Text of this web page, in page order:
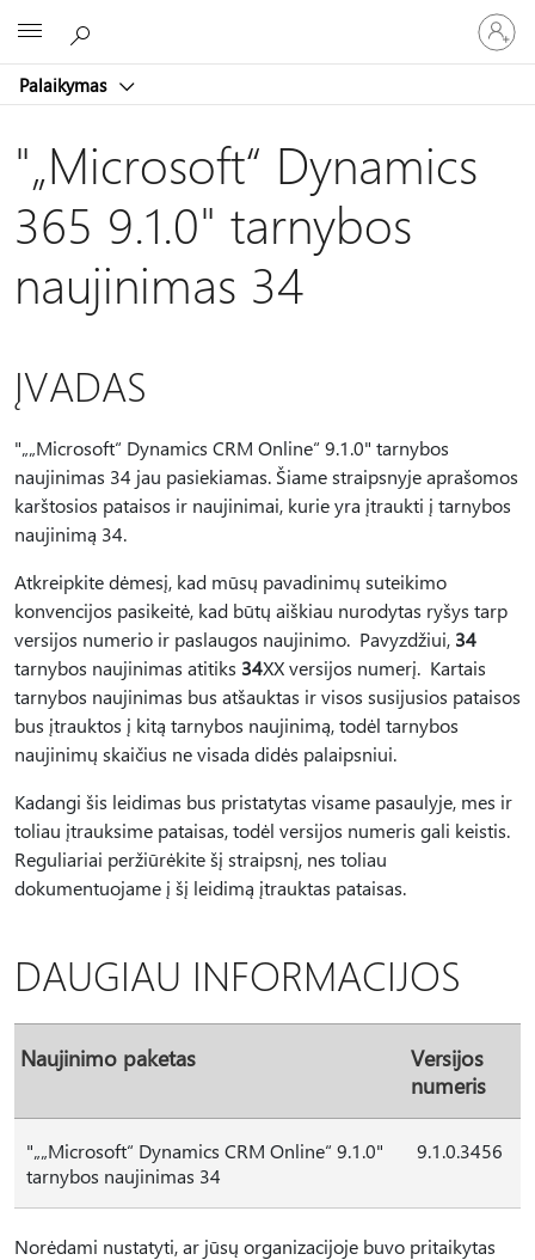
Palaikymas
prie
paskyros
"„Microsoft“ Dynamics
365 9.1.0" tarnybos
naujinimas 34
ĮVADAS
"„„Microsoft“ Dynamics CRM Online“ 9.1.0" tarnybos
naujinimas 34 jau pasiekiamas. Šiame straipsnyje aprašomos
karštosios pataisos ir naujinimai, kurie yra įtraukti į tarnybos
naujinimą 34.
Atkreipkite dėmesį, kad mūsų pavadinimų suteikimo
konvencijos pasikeitė, kad būtų aiškiau nurodytas ryšys tarp
versijos numerio ir paslaugos naujinimo. Pavyzdžiui, 34
tarnybos naujinimas atitiks 34XX versijos numerį. Kartais
tarnybos naujinimas bus atšauktas ir visos susijusios pataisos
bus įtrauktos į kitą tarnybos naujinimą, todėl tarnybos
naujinimų skaičius ne visada didės palaipsniui.
Kadangi šis leidimas bus pristatytas visame pasaulyje, mes ir
toliau įtrauksime pataisas, todėl versijos numeris gali keistis.
Reguliariai peržiūrėkite šį straipsnį, nes toliau
dokumentuojame į šį leidimą įtrauktas pataisas.
DAUGIAU INFORMACIJOS
Naujinimo paketas
Versijos
numeris
"„„Microsoft“ Dynamics CRM Online“ 9.1.0"
tarnybos naujinimas 34
9.1.0.3456
Norėdami nustatyti, ar jūsų organizacijoje buvo pritaikytas